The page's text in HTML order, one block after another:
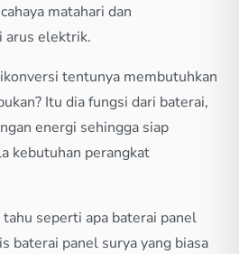
matahari dan
arus elektrik.
tentunya membutuhkan
Itu dia fungsi dari baterai,
energi sehingga siap
kebutuhan perangkat
seperti apa baterai panel
baterai panel surya yang biasa